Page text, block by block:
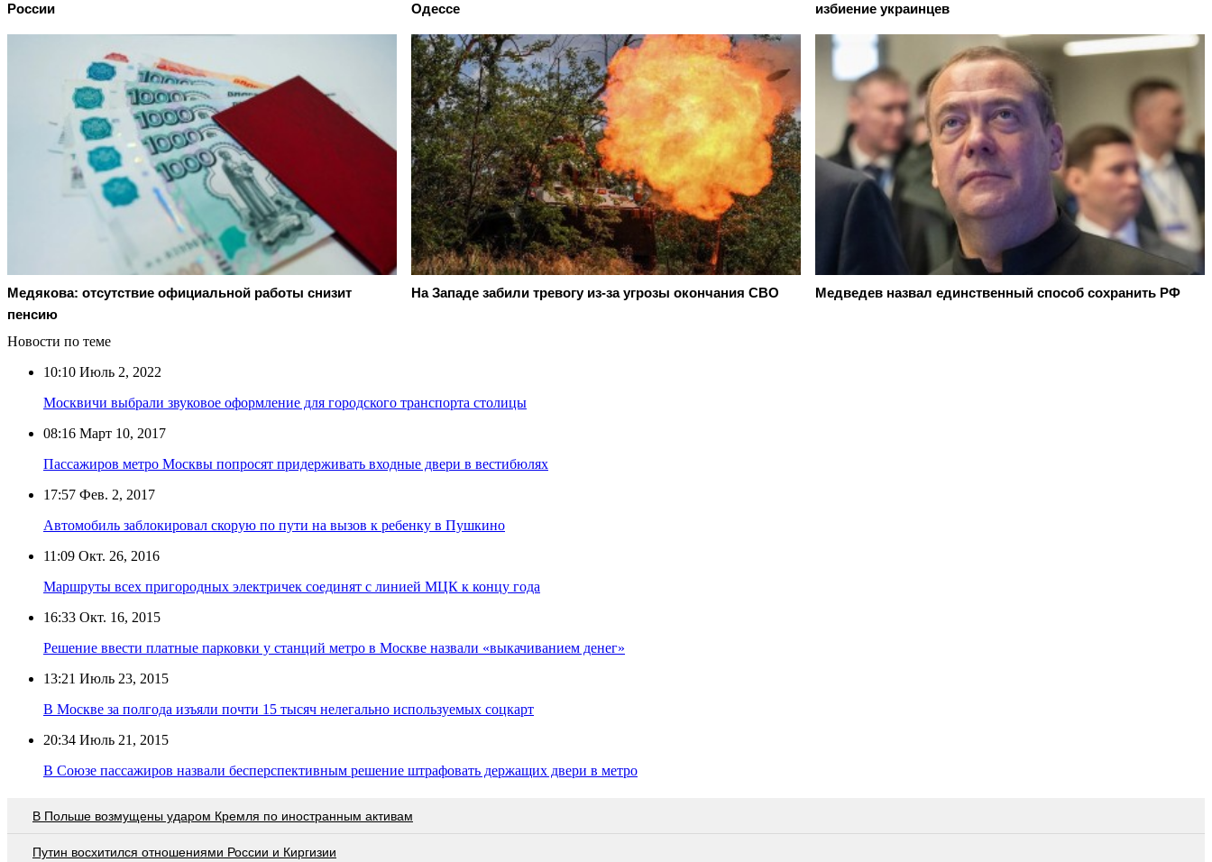
России
Одессе
избиение украинцев
Медякова: отсутствие официальной работы снизит
пенсию
На Западе забили тревогу из-за угрозы окончания СВО Медведев назвал единственный способ сохранить РФ
Новости по теме
10:10 Июль 2, 2022
Москвичи выбрали звуковое оформление для городского транспорта столицы
08:16 Март 10, 2017
Пассажиров метро Москвы попросят придерживать входные двери в вестибюлях
17:57 Фев. 2, 2017
Автомобиль заблокировал скорую по пути на вызов к ребенку в Пушкино
11:09 Окт. 26, 2016
Маршруты всех пригородных электричек соединят с линией МЦК к концу года
16:33 Окт. 16, 2015
Решение ввести платные парковки у станций метро в Москве назвали «выкачиванием денег»
13:21 Июль 23, 2015
В Москве за полгода изъяли почти 15 тысяч нелегально используемых соцкарт
20:34 Июль 21, 2015
В Союзе пассажиров назвали бесперспективным решение штрафовать держащих двери в метро
В Польше возмущены ударом Кремля по иностранным активам
Путин восхитился отношениями России и Киргизии